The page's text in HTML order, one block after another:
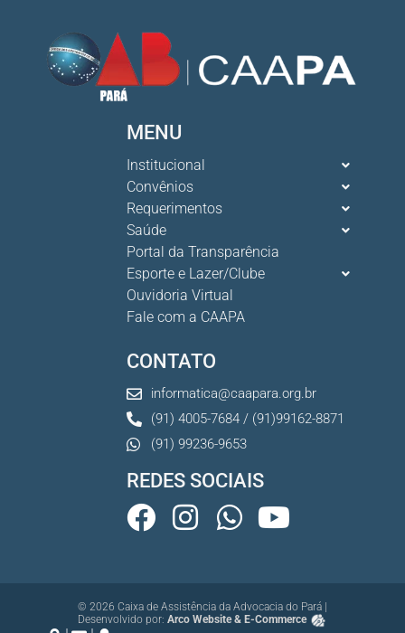
MENU
Institucional
Convênios
Requerimentos
Saúde
Portal da Transparência
Esporte e Lazer/Clube
Ouvidoria Virtual
Fale com a CAAPA
CONTATO
informatica@caapara.org.br
(91) 4005-7684 / (91)99162-8871
(91) 99236-9653
REDES SOCIAIS
© 2026 Caixa de Assistência da Advocacia do Pará |
Desenvolvido por: Arco Website & E-Commerce